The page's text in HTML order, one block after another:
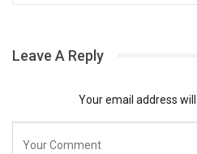
Leave A Reply
Your email address